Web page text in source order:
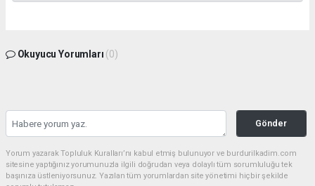
Okuyucu Yorumları (0)
Gönder
Yorum yazarak Topluluk Kuralları’nı kabul etmiş bulunuyor ve burdurilkadim.com
sitesine yaptığınız yorumunuzla ilgili doğrudan veya dolaylı tüm sorumluluğu tek
başınıza üstleniyorsunuz. Yazılan tüm yorumlardan site yönetimi hiçbir şekilde